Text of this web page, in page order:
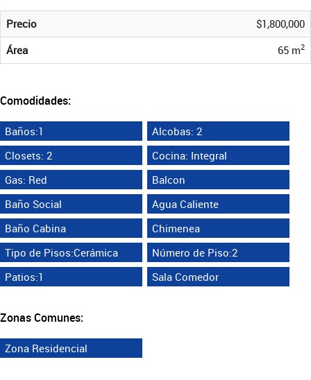
Precio
$1,800,000
Área
65 m2
Comodidades:
Baños:1
Alcobas: 2
Closets: 2
Cocina: Integral
Gas: Red
Balcon
Baño Social
Agua Caliente
Baño Cabina
Chimenea
Tipo de Pisos:Cerámica
Número de Piso:2
Patios:1
Sala Comedor
Zonas Comunes:
Zona Residencial